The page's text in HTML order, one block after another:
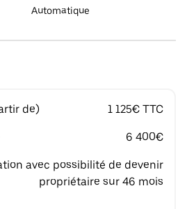
Automatique
de) 1 125€ TTC
6 400€
avec possibilité de devenir
propriétaire sur 46 mois